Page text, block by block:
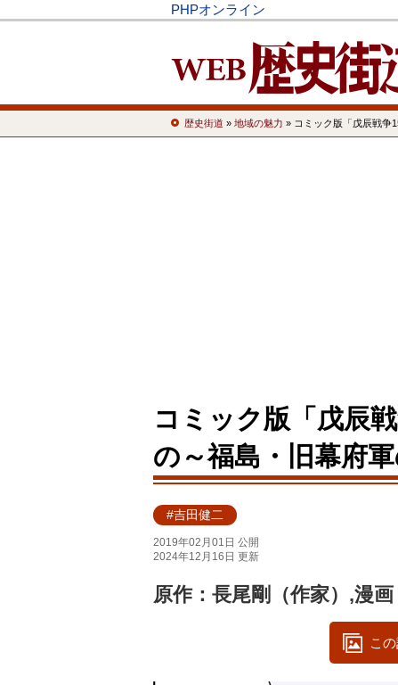
PHPオンライン
歴史街道 » 地域の魅力 » コミック版「戊辰戦争
コミック版「戊辰
の～福島・旧幕府
#吉田健二
2019年02月01日 公開
2024年12月16日 更新
原作：長尾剛（作家）,漫
こ